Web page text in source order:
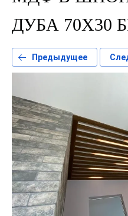
ДУБА 70Х30
Предыдущее